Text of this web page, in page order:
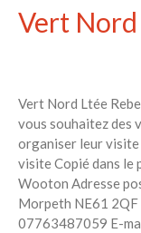
Vert
Vert Nord Ltée
vous souhaitez des
organiser leur visite
visite Copié dans le
Wooton Adresse
Morpeth NE61 2QF
07763487059 E-